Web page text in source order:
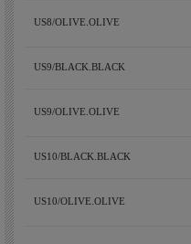
US8/OLIVE.OLIVE
US9/BLACK.BLACK
US9/OLIVE.OLIVE
US10/BLACK.BLACK
US10/OLIVE.OLIVE